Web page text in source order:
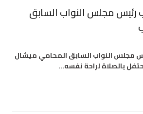
رئيس مجلس النواب السابق
مجلس النواب السابق المحامي ميشال
بالصلاة لراحة نفسه…